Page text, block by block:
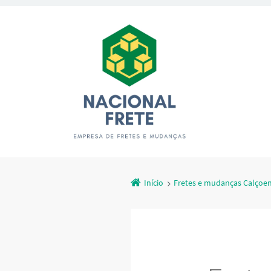
Início Fretes e mudanças